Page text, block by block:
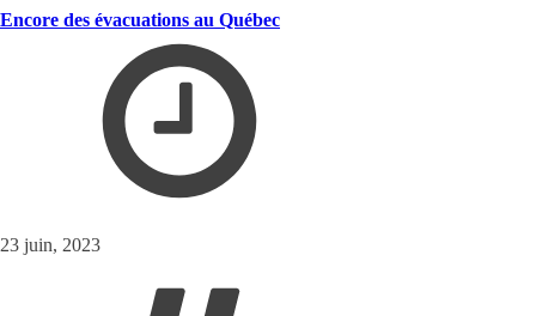
Encore des évacuations au Québec
23 juin, 2023